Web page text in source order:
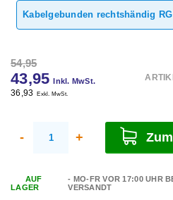
Kabelgebunden rechtshändig
54,95
43,95 Inkl. MwSt.
36,93 Exkl. MwSt.
- +
AUF
LAGER
- MO-FR VOR 17:00 UHR
VERSANDT